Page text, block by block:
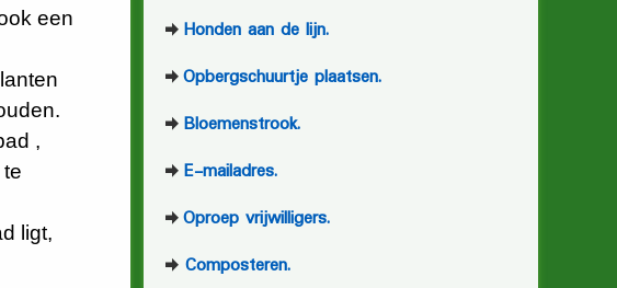
een
,
ligt,
Honden aan de lijn.
Opbergschuurtje plaatsen.
Bloemenstrook.
E-mailadres.
Oproep vrijwilligers.
Composteren.